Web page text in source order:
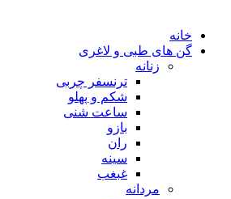
خانه
گن های طبی و لاغری
زنانه
ترنسفر چربی
شکم و پهلو
ساعت شنی
بازو
ران
سینه
غبغب
مردانه